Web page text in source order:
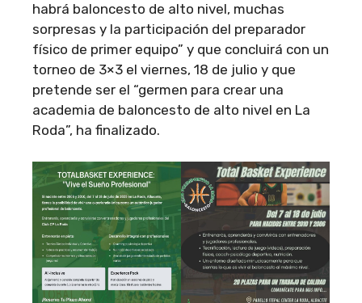
habrá baloncesto de alto nivel, muchas
sorpresas y la participación del preparador
físico de primer equipo” y que concluirá con un
torneo de 3×3 el viernes, 18 de julio y que
pretende ser el “germen para crear una
academia de baloncesto de alto nivel en La
Roda”, ha finalizado.